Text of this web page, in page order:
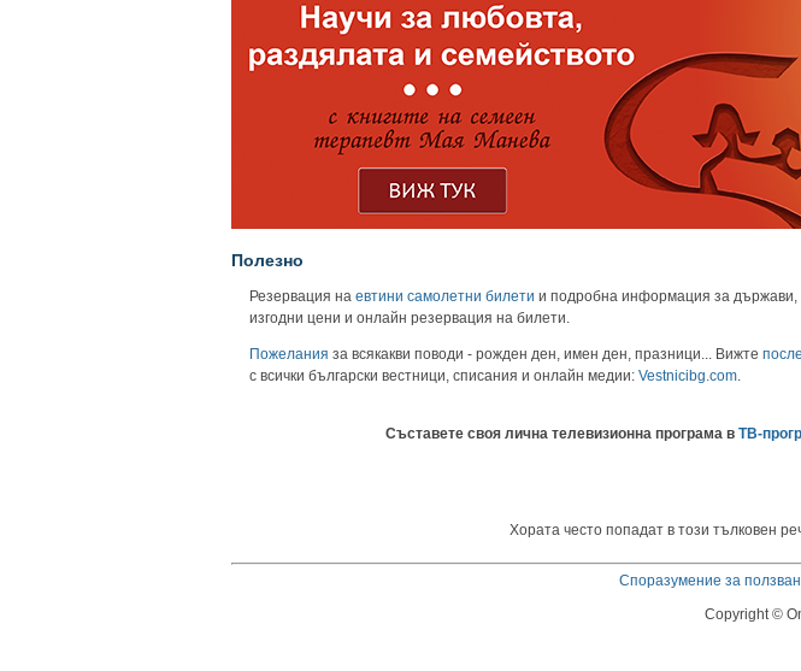
Полезно
Резервация на евтини самолетни билети и подробна информация за
изгодни цени и онлайн резервация на билети.
Пожелания за всякакви поводи - рожден ден, имен ден, празници... Вижте
с всички български вестници, списания и онлайн медии: Vestnicibg.com
Съставете своя лична телевизионна програма в ТВ-
Хората често попадат в този тълковен
Споразумение за
Copyright ©